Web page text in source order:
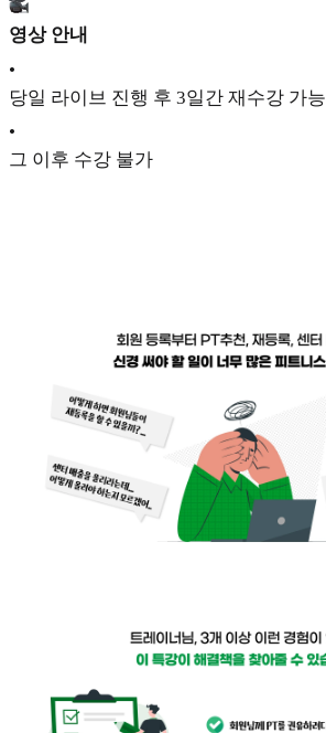
영상 안내
•
당일 라이브 진행 후 3일간 재수강 가능
•
그 이후 수강 불가